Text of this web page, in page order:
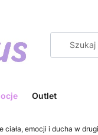
Outlet
emocji i ducha w